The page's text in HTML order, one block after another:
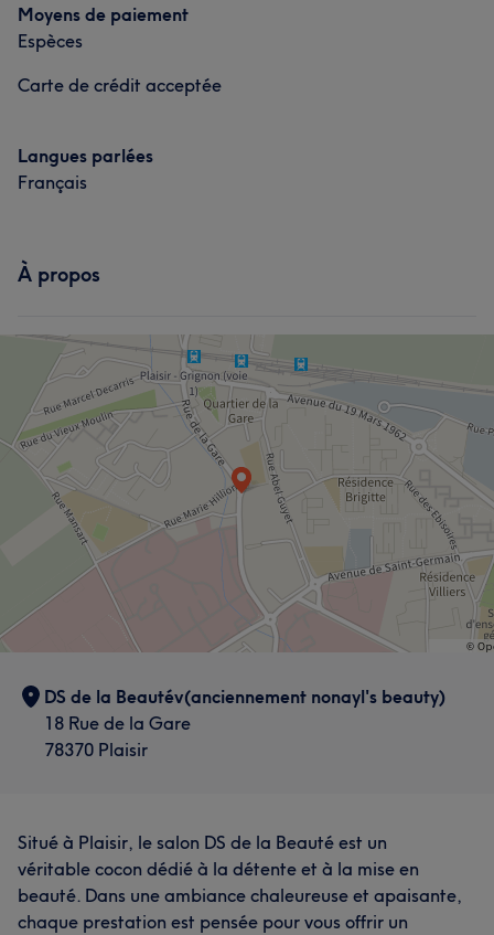
Moyens de paiement
Espèces
Carte de crédit acceptée
Langues parlées
Français
À propos
DS de la Beautév(anciennement nonayl's beauty)
18 Rue de la Gare
78370 Plaisir
Situé à Plaisir, le salon DS de la Beauté est un
véritable cocon dédié à la détente et à la mise en
beauté. Dans une ambiance chaleureuse et apaisante,
chaque prestation est pensée pour vous offrir un